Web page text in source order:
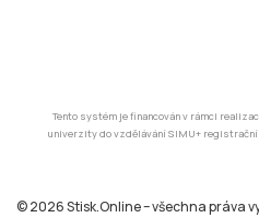
Tento systém je financován v rámci
univerzity do vzdělávání SIMU+
© 2026 Stisk.Online – všechna práva